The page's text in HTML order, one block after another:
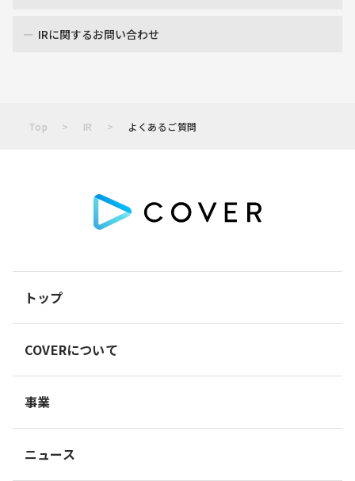
IRに関するお問い合わせ
Top IR よくあるご質問
トップ
COVERについて
事業
ニュース